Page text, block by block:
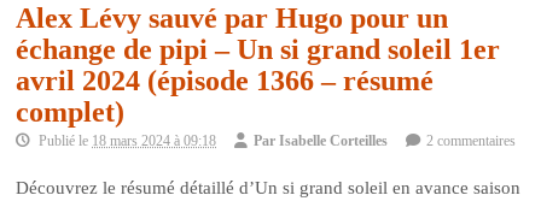
Alex Lévy sauvé par Hugo pour un
échange de pipi – Un si grand soleil 1er
avril 2024 (épisode 1366 – résumé
complet)
Publié le 18 mars 2024 à 09:18 ParIsabelle Corteilles 2 commentaires
Découvrez le résumé détaillé d’Un si grand soleil en avance saison